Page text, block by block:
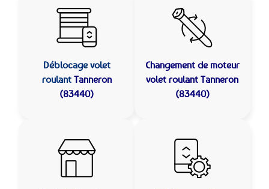
Déblocage volet
roulant Tanneron
(83440)
Changement de moteur
volet roulant Tanneron
(83440)